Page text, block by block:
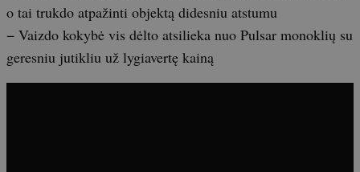
o tai trukdo atpažinti objektą didesniu atstumu
− Vaizdo kokybė vis dėlto atsilieka nuo Pulsar monoklių su
geresniu jutikliu už lygiavertę kainą